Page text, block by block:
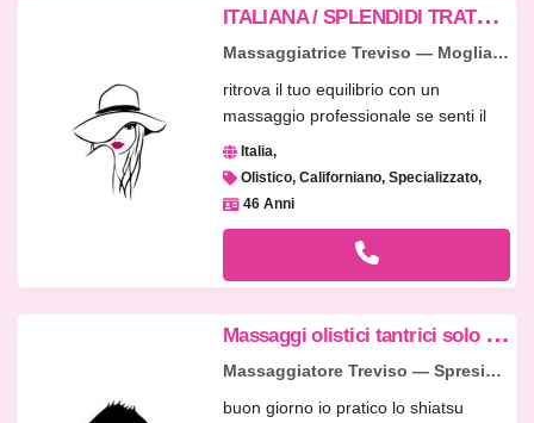
I
TALIANA / SPLENDIDI TRATTAMENTI ANTI-STRESS
Massaggiatrice Treviso — Mogliano Veneto
ritrova il tuo equilibrio con un
massaggio professionale se senti il
b...Italia
Olistico, Californiano, Specializzato
46 Anni
M
assaggi olistici tantrici solo DONNE
Massaggiatore Treviso — Spresiano
buon giorno io pratico lo shiatsu